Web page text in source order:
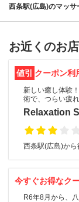
西条駅(広島)のマッサ
お近くのお店
値引 クーポン利
新しい癒し体験
術で、つらい疲
Relaxation
西条駅(広島)か
今すぐお得なク
R6年8月から、